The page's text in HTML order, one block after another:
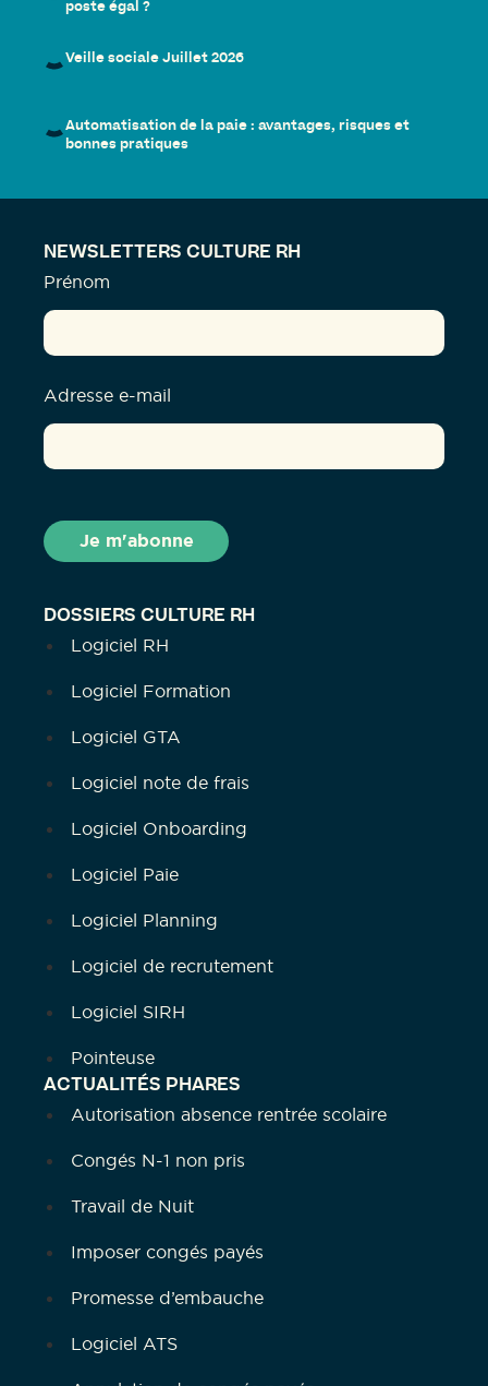
poste égal ?
Veille sociale Juillet 2026
Automatisation de la paie : avantages, risques et
bonnes pratiques
DOSSIERS CULTURE RH
Logiciel RH
Logiciel Formation
Logiciel GTA
Logiciel note de frais
Logiciel Onboarding
Logiciel Paie
Logiciel Planning
Logiciel de recrutement
Logiciel SIRH
Pointeuse
ACTUALITÉS PHARES
Autorisation absence rentrée scolaire
Congés N-1 non pris
Travail de Nuit
Imposer congés payés
Promesse d’embauche
Logiciel ATS
NEWSLETTERS CULTURE RH
Prénom
Adresse e-mail